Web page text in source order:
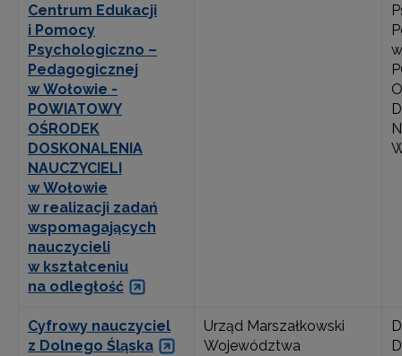
Centrum Edukacji
i Pomocy
Psychologiczno –
Pedagogicznej
w Wołowie -
POWIATOWY
OŚRODEK
DOSKONALENIA
NAUCZYCIELI
w Wołowie
w realizacji zadań
wspomagających
nauczycieli
w kształceniu
na odległość
Cyfrowy nauczyciel
z Dolnego Śląska
Urząd Marszałkowski
Województwa